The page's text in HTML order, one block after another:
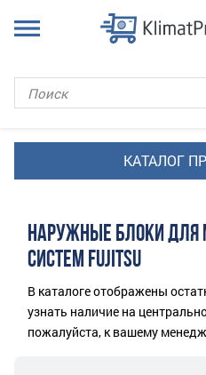
НАРУЖНЫЕ БЛОКИ ДЛЯ
СИСТЕМ FUJITSU
В каталоге отображены
узнать наличие на
пожалуйста, к вашему